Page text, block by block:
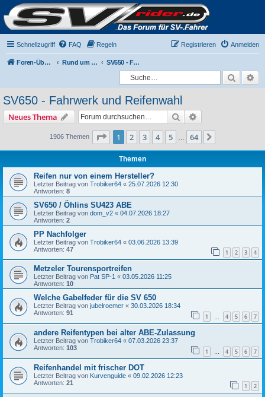
Schnellzugriff FAQ Regeln Anmelden
Registrieren
Foren-Übersicht Rund um die SV650 SV650 - Fahrwerk und Reifenwahl
Suche
SV650 - Fahrwerk und Reifenwahl
Neues Thema Suche
1906 Themen Seite 1von 64
1 2 3 4 5 64
Themen
Reifen nur von einem Hersteller?
Letzter Beitrag von Trobiker64 « 25.07.2026 12:30
Antworten: 8
SV650 / Öhlins SU423 ABE
Letzter Beitrag von dom_v2 « 04.07.2026 18:27
Antworten: 2
PP Nachfolger
Letzter Beitrag von Trobiker64 « 03.06.2026 13:39
Antworten: 47 1 2 3 4
Metzeler Tourensportreifen
Letzter Beitrag von Pat SP-1 « 03.05.2026 11:25
Antworten: 10
Welche Gabelfeder für die SV 650
Letzter Beitrag von jubelroemer « 30.03.2026 18:34
Antworten: 91 1 4 5 6 7
andere Reifentypen bei alter ABE-Zulassung
Letzter Beitrag von Trobiker64 « 07.03.2026 23:37
Antworten: 103 1 … 4 5 6 7
Reifenhandel mit frischer DOT
Letzter Beitrag von Kurvenguide « 09.02.2026 12:23
Antworten: 21 1 2